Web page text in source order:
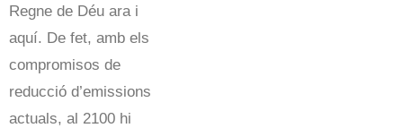
Regne de Déu ara i
aquí. De fet, amb els
compromisos de
reducció d’emissions
actuals, al 2100 hi